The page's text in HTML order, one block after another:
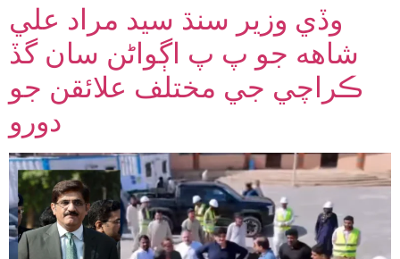
وڏي وزير سنڌ سيد مراد علي
شاهه جو پ پ اڳواڻن سان گڏ
ڪراچي جي مختلف علائقن جو
دورو